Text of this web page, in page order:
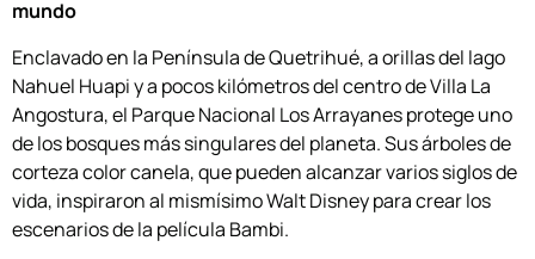
mundo
Enclavado en la Península de Quetrihué, a orillas del lago
Nahuel Huapi y a pocos kilómetros del centro de Villa La
Angostura, el Parque Nacional Los Arrayanes protege uno
de los bosques más singulares del planeta. Sus árboles de
corteza color canela, que pueden alcanzar varios siglos de
vida, inspiraron al mismísimo Walt Disney para crear los
escenarios de la película Bambi.